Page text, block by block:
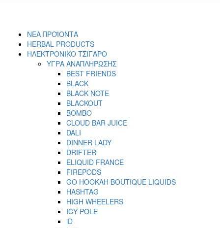
ΝΕΑ ΠΡΟΪΟΝΤΑ
HERBAL PRODUCTS
ΗΛΕΚΤΡΟΝΙΚΟ ΤΣΙΓΑΡΟ
ΥΓΡΑ ΑΝΑΠΛΗΡΩΣΗΣ
BEST FRIENDS
BLACK
BLACK NOTE
BLACKOUT
BOMBO
CLOUD BAR JUICE
DALI
DINNER LADY
DRIFTER
ELIQUID FRANCE
FIREPODS
GO HOOKAH BOUTIQUE LIQUIDS
HASHTAG
HIGH WHEELERS
ICY POLE
iD